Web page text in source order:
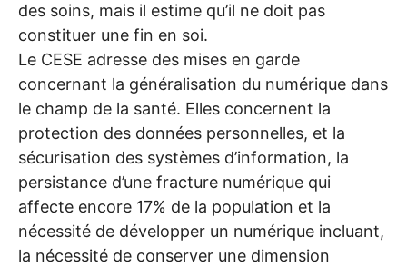
des soins, mais il estime qu’il ne doit pas
constituer une fin en soi.
Le CESE adresse des mises en garde
concernant la généralisation du numérique dans
le champ de la santé. Elles concernent la
protection des données personnelles, et la
sécurisation des systèmes d’information, la
persistance d’une fracture numérique qui
affecte encore 17% de la population et la
nécessité de développer un numérique incluant,
la nécessité de conserver une dimension